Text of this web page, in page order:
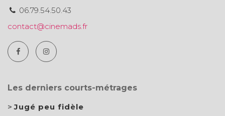
06.79.54.50.43
contact@cinemads.fr
Les derniers courts-métrages
Jugé peu fidèle